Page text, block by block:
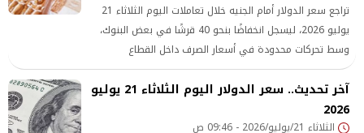
تراجع سعر الدولار أمام الجنيه خلال تعاملات اليوم الثلاثاء 21
يوليو 2026، ليسجل انخفاضًا بنحو 40 قرشًا في بعض البنوك،
وسط تحركات محدودة في أسعار الصرف داخل القطاع
المصرفي.
آخر تحديث.. سعر الدولار اليوم الثلاثاء 21 يوليو
2026
الثلاثاء 21/يوليو/2026 - 09:46 ص